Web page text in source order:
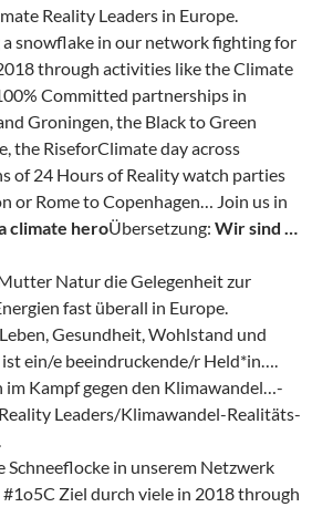
Reality Leaders in Europe.
snowflake in our network fighting for
through activities like the Climate
Committed partnerships in
Groningen, the Black to Green
the RiseforClimate day across
of 24 Hours of Reality watch parties
or Rome to Copenhagen… Join us in
climate heroÜbersetzung: Wir sind …
Natur die Gelegenheit zur
fast überall in Europe.
Gesundheit, Wohlstand und
ist ein/e beeindruckende/r Held*in….
im Kampf gegen den Klimawandel…-
Leaders/Klimawandel-Realitäts-
Schneeflocke in unserem Netzwerk
#1o5C Ziel durch viele in 2018 through